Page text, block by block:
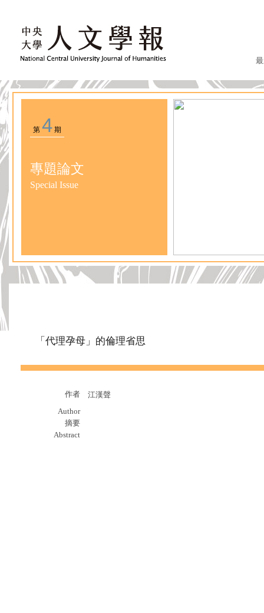
第 4期
專題論文
Special Issue
「代理孕母」的倫理省思
作者
江漢聲
Author
摘要
Abstract